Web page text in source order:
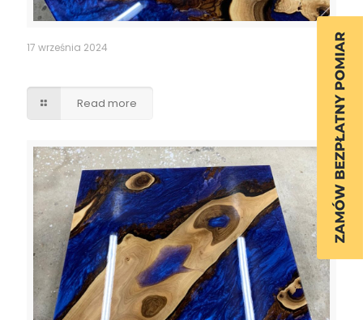
17 września 2024
Read more